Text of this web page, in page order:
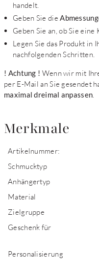
handelt.
Geben Sie die
Geben Sie an, ob Sie
Legen Sie das Produkt in
nachfolgenden Schritten.
! Achtung ! Wenn wir mit
per E-Mail an Sie gesendet
maximal dreimal anpassen
Merkmale
Artikelnummer:
Schmucktyp
Anhängertyp
Material
Zielgruppe
Geschenk für
Personalisierung